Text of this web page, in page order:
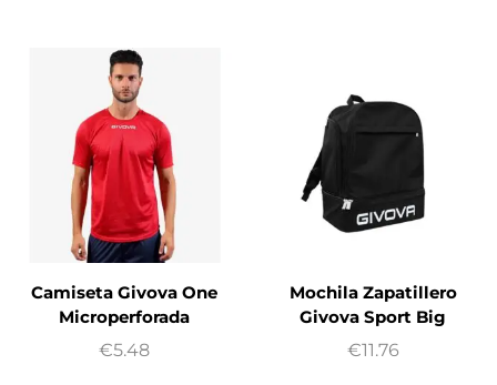
Camiseta Givova One
Microperforada
€5.48
Mochila Zapatillero
Givova Sport Big
€11.76